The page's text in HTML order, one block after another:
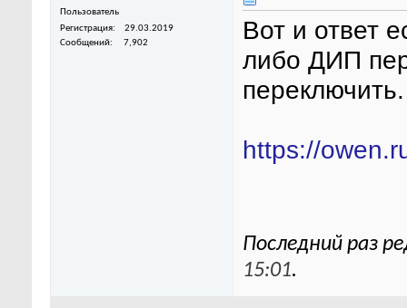
Пользователь
Регистрация
29.03.2019
Сообщений
7,902
Вот и ответ
либо ДИП
переключить.
https://
Последний раз
15:01.